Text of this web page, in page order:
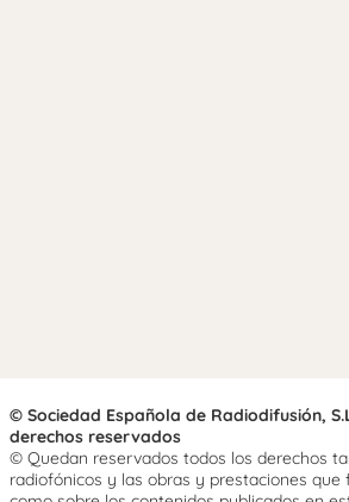
© Sociedad Española de Radiodifusión,
derechos reservados
© Quedan reservados todos los derechos
radiofónicos y las obras y prestaciones que